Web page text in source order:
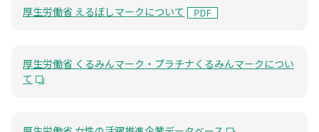
厚生労働省 えるぼしマークについて
厚生労働省 くるみんマーク・プラチナくるみんマークについ
て